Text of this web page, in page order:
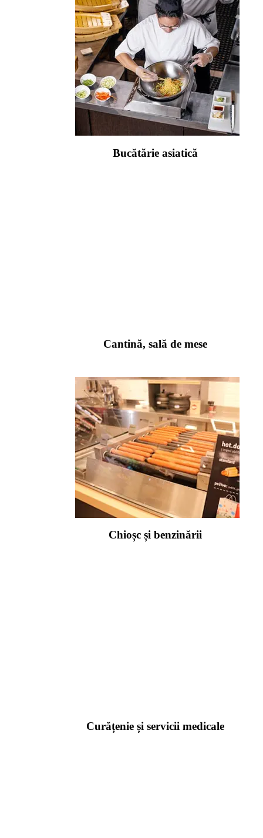
Bucătărie asiatică
Cantină, sală de mese
Chioșc și benzinării
Curățenie și servicii medicale